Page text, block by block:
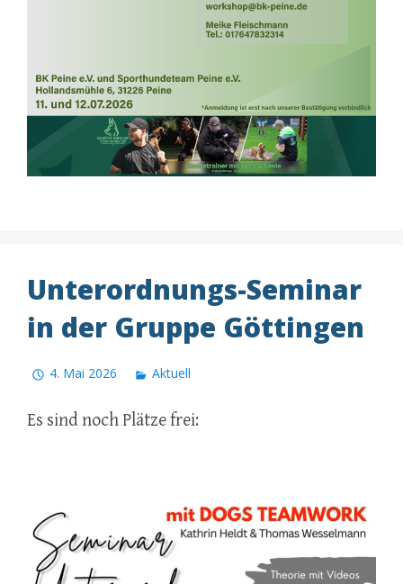
Unterordnungs-Seminar
in der Gruppe Göttingen
4. Mai 2026 Aktuell
Es sind noch Plätze frei: